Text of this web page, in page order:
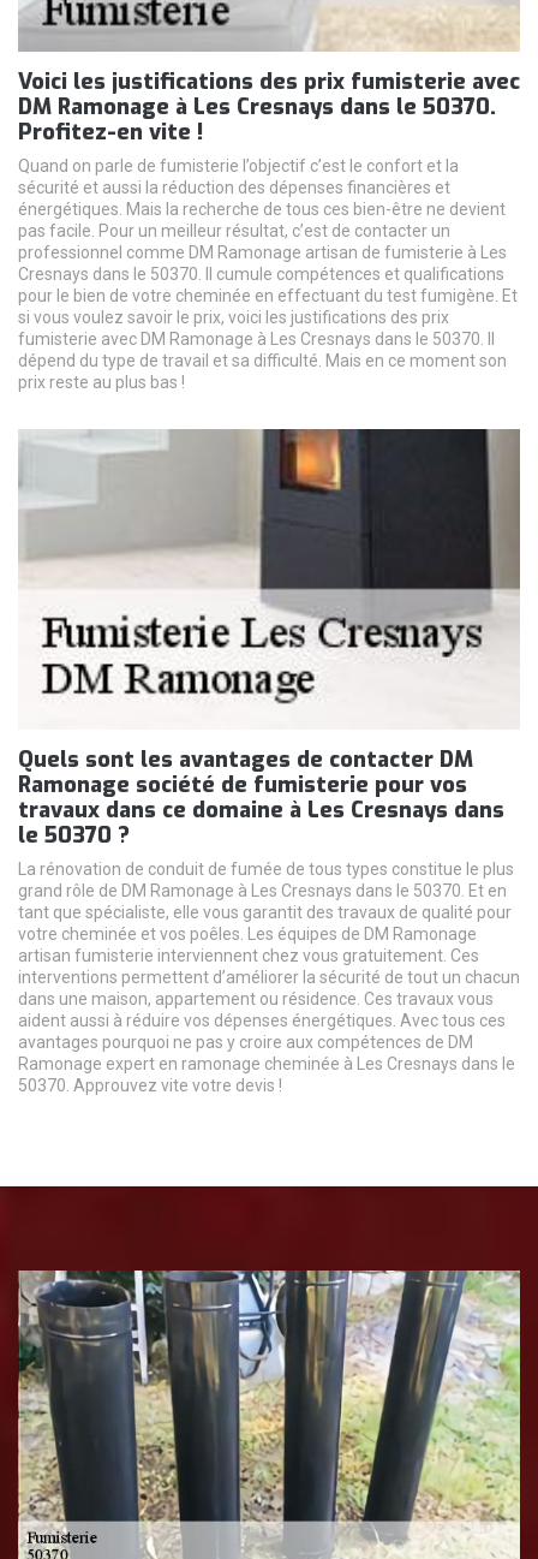
Voici les justifications des prix fumisterie avec
DM Ramonage à Les Cresnays dans le 50370.
Profitez-en vite !
Quand on parle de fumisterie l’objectif c’est le confort et la
sécurité et aussi la réduction des dépenses financières et
énergétiques. Mais la recherche de tous ces bien-être ne devient
pas facile. Pour un meilleur résultat, c’est de contacter un
professionnel comme DM Ramonage artisan de fumisterie à Les
Cresnays dans le 50370. Il cumule compétences et qualifications
pour le bien de votre cheminée en effectuant du test fumigène. Et
si vous voulez savoir le prix, voici les justifications des prix
fumisterie avec DM Ramonage à Les Cresnays dans le 50370. Il
dépend du type de travail et sa difficulté. Mais en ce moment son
prix reste au plus bas !
Quels sont les avantages de contacter DM
Ramonage société de fumisterie pour vos
travaux dans ce domaine à Les Cresnays dans
le 50370 ?
La rénovation de conduit de fumée de tous types constitue le plus
grand rôle de DM Ramonage à Les Cresnays dans le 50370. Et en
tant que spécialiste, elle vous garantit des travaux de qualité pour
votre cheminée et vos poêles. Les équipes de DM Ramonage
artisan fumisterie interviennent chez vous gratuitement. Ces
interventions permettent d’améliorer la sécurité de tout un chacun
dans une maison, appartement ou résidence. Ces travaux vous
aident aussi à réduire vos dépenses énergétiques. Avec tous ces
avantages pourquoi ne pas y croire aux compétences de DM
Ramonage expert en ramonage cheminée à Les Cresnays dans le
50370. Approuvez vite votre devis !